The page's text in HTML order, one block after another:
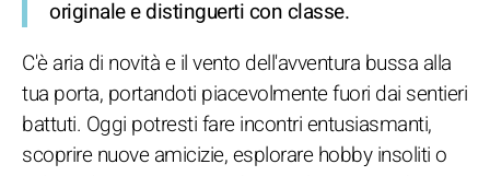
originale e distinguerti con classe.
C'è aria di novità e il vento dell'avventura bussa alla
tua porta, portandoti piacevolmente fuori dai sentieri
battuti. Oggi potresti fare incontri entusiasmanti,
scoprire nuove amicizie, esplorare hobby insoliti o